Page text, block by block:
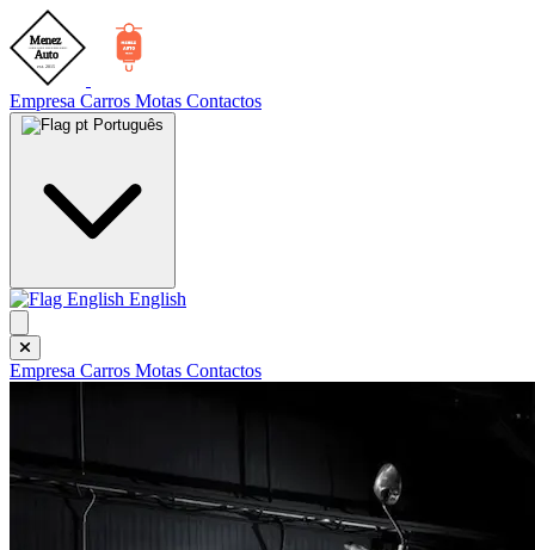
Empresa Carros Motas Contactos
Português
English
Empresa Carros Motas Contactos